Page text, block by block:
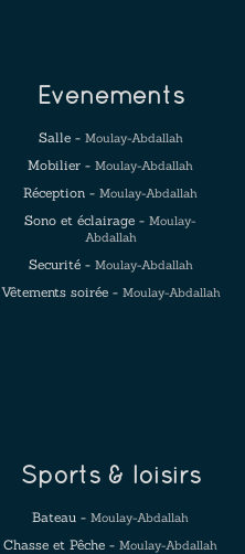
Evenements
Salle - Moulay-Abdallah
Mobilier - Moulay-Abdallah
Réception - Moulay-Abdallah
Sono et éclairage - Moulay-
Abdallah
Securité - Moulay-Abdallah
Vêtements soirée - Moulay-Abdallah
Sports & loisirs
Bateau - Moulay-Abdallah
Chasse et Pêche - Moulay-Abdallah